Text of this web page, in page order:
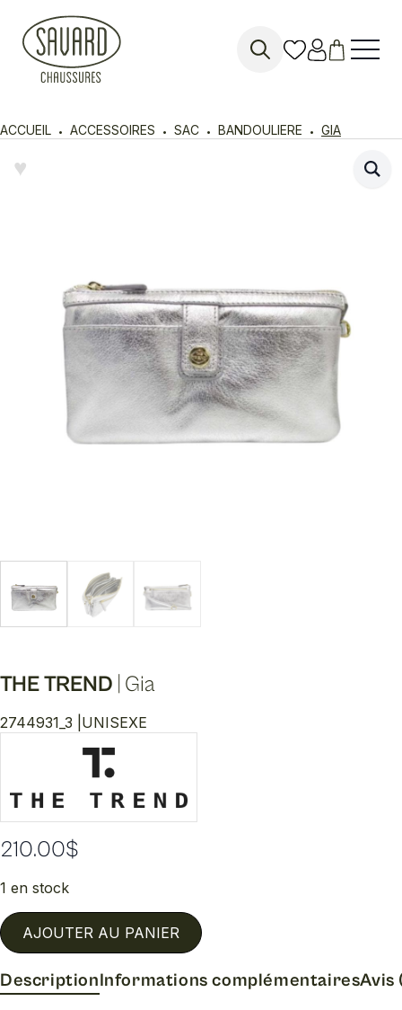
ACCUEIL ACCESSOIRES SAC BANDOULIERE GIA
♥︎
THE TREND Gia
2744931_3 | UNISEXE
210.00$
1 en stock
AJOUTER AU PANIER
DescriptionInformations complémentairesAvis